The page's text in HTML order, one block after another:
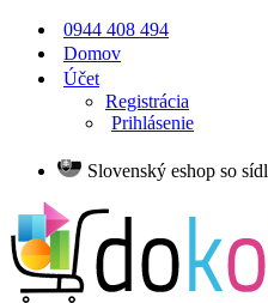
0944 408 494
Domov
Účet
Registrácia
Prihlásenie
Slovenský eshop so